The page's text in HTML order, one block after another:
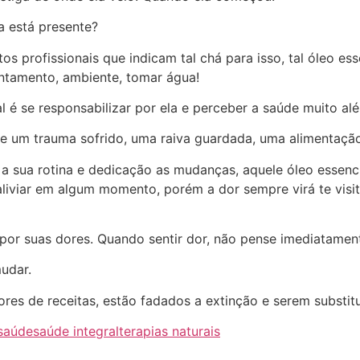
está presente?
profissionais que indicam tal chá para isso, tal óleo
ambiente, tomar água!
é se responsabilizar por ela e perceber a saúde muito
um trauma sofrido, uma raiva guardada, uma
sua rotina e dedicação as mudanças, aquele óleo
em algum momento, porém a dor sempre virá te
suas dores. Quando sentir dor, não pense
de receitas, estão fadados a extinção e serem
saúde integralterapias naturais